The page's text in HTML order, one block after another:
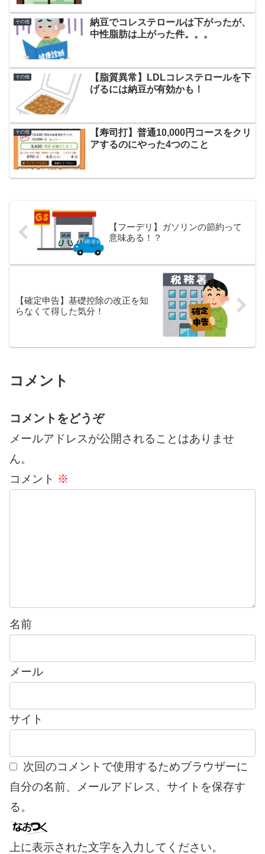
その他
納豆でコレステロールは下がったが、
中性脂肪は上がった件。。。
その他
【脂質異常】LDLコレステロールを下
げるには納豆が有効かも！
その他
【寿司打】普通10,000円コースをクリ
アするのにやった4つのこと
【フーデリ】ガソリンの節約って
意味ある！？
【確定申告】基礎控除の改正を知
らなくて得した気分！
コメント
コメントをどうぞ
メールアドレスが公開されることはありませ
ん。
コメント ※
名前
メール
サイト
次回のコメントで使用するためブラウザーに
自分の名前、メールアドレス、サイトを保存す
る。
上に表示された文字を入力してください。